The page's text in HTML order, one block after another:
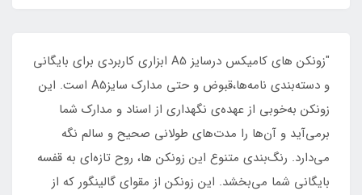
"زونکن های کامیکس درسایز A5 ابزاری کاربردی برای بایگانی
و دسته‌بندی نامه‌ها،قبوض و حتی مدارک سایزA5 است. این
زونکن به‌خوبی از عهده‌ی نگهداری از اسناد و مدارک شما
برمی‌آید و آن‌ها را مدت‌های طولانی صحیح و سالم نگه‌
می‌دارد. رنگ‌بندی متنوع این زونکن ها، روح تازه‌ای به قفسه
بایگانی شما می‌بخشد. این زونکن از مقوای گالینگور که از